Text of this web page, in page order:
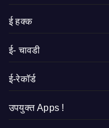
ई हक्क
ई- चावडी
ई-रेकॉर्ड
उपयुक्त Apps !